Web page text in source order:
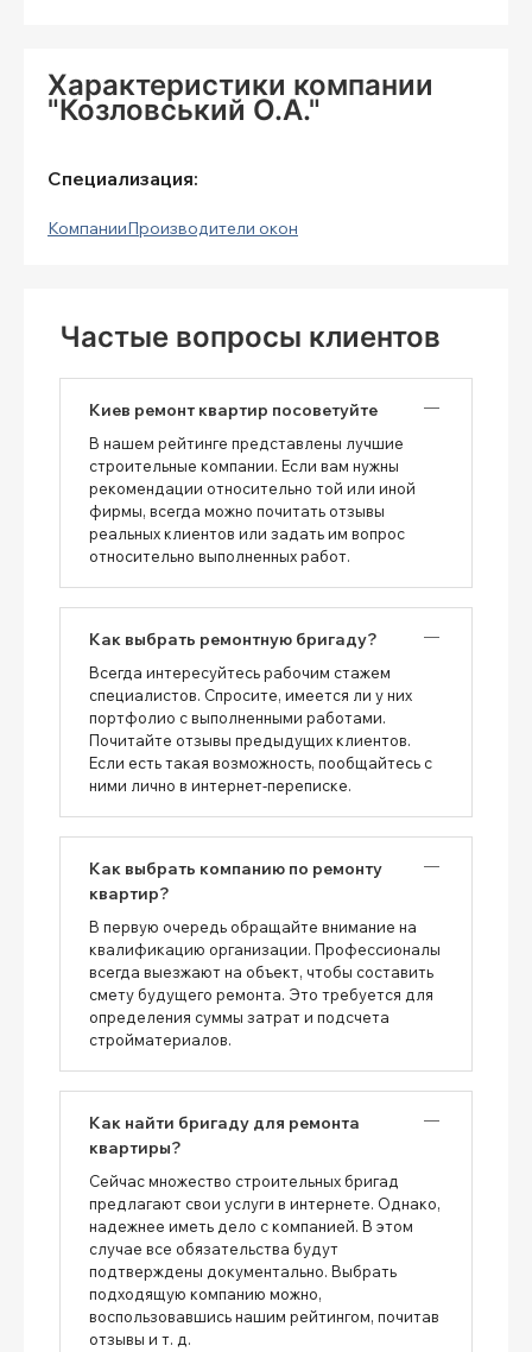
Характеристики компании
"Козловський О.А."
Специализация:
КомпанииПроизводители окон
Частые вопросы клиентов
Киев ремонт квартир посоветуйте
В нашем рейтинге представлены лучшие
строительные компании. Если вам нужны
рекомендации относительно той или иной
фирмы, всегда можно почитать отзывы
реальных клиентов или задать им вопрос
относительно выполненных работ.
Как выбрать ремонтную бригаду?
Всегда интересуйтесь рабочим стажем
специалистов. Спросите, имеется ли у них
портфолио с выполненными работами.
Почитайте отзывы предыдущих клиентов.
Если есть такая возможность, пообщайтесь с
ними лично в интернет-переписке.
Как выбрать компанию по ремонту
квартир?
В первую очередь обращайте внимание на
квалификацию организации. Профессионалы
всегда выезжают на объект, чтобы составить
смету будущего ремонта. Это требуется для
определения суммы затрат и подсчета
стройматериалов.
Как найти бригаду для ремонта
квартиры?
Сейчас множество строительных бригад
предлагают свои услуги в интернете. Однако,
надежнее иметь дело с компанией. В этом
случае все обязательства будут
подтверждены документально. Выбрать
подходящую компанию можно,
воспользовавшись нашим рейтингом, почитав
отзывы и т. д.